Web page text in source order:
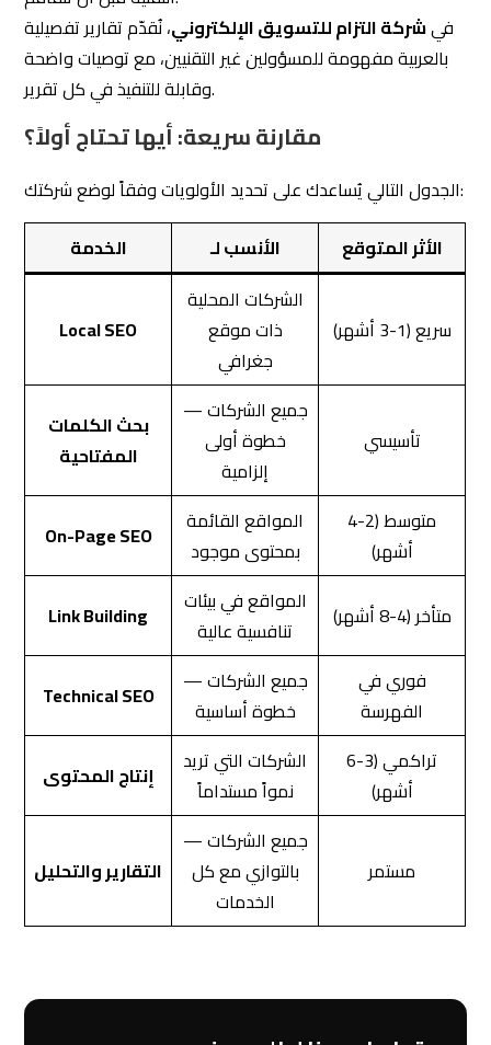
فيشركة التزام للتسويق الإلكتروني، نُقدّم تقارير تفصيلية
بالعربية مفهومة للمسؤولين غير التقنيين، مع توصيات واضحة
وقابلة للتنفيذ في كل تقرير.
مقارنة سريعة: أيها تحتاج أولاً؟
الجدول التالي يُساعدك على تحديد الأولويات وفقاً لوضع شركتك:
الخدمة
الأنسب لـ الأثر المتوقع
Local SEO
الشركات المحلية
ذات موقع
جغرافي
سريع (1-3 أشهر)
بحث الكلمات
المفتاحية
جميع الشركات —
خطوة أولى
إلزامية
تأسيسي
On-Page SEO
المواقع القائمة
بمحتوى موجود
متوسط (2-4
أشهر)
Link Building
المواقع في بيئات
تنافسية عالية
متأخر (4-8 أشهر)
Technical SEO
جميع الشركات —
خطوة أساسية
فوري في
الفهرسة
إنتاج المحتوى
الشركات التي تريد
نمواً مستداماً
تراكمي (3-6
أشهر)
التقارير والتحليل
جميع الشركات —
بالتوازي مع كل
الخدمات
مستمر